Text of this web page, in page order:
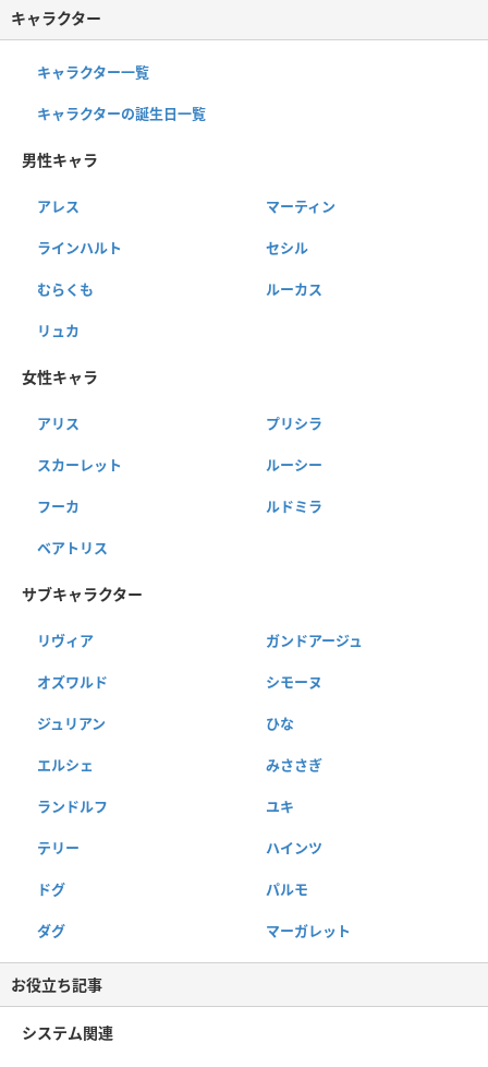
キャラクター
キャラクター一覧
キャラクターの誕生日一覧
男性キャラ
アレス マーティン
ラインハルト セシル
むらくも ルーカス
リュカ
女性キャラ
アリス プリシラ
スカーレット ルーシー
フーカ ルドミラ
ベアトリス
サブキャラクター
リヴィア ガンドアージュ
オズワルド シモーヌ
ジュリアン ひな
エルシェ みささぎ
ランドルフ ユキ
テリー ハインツ
ドグ パルモ
ダグ マーガレット
お役立ち記事
システム関連